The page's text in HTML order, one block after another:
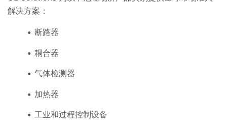
解决方案：
断路器
耦合器
气体检测器
加热器
工业和过程控制设备